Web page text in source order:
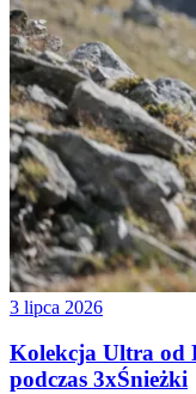
3 lipca 2026
Kolekcja Ultra od
podczas 3xŚnieżki